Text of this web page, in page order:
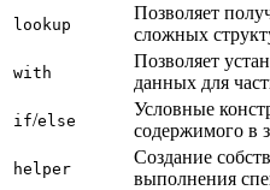
lookup
Позволяет
сложных
with
Позволяет
данных для
if/else
Условные
содержимого в
helper
Создание
выполнения